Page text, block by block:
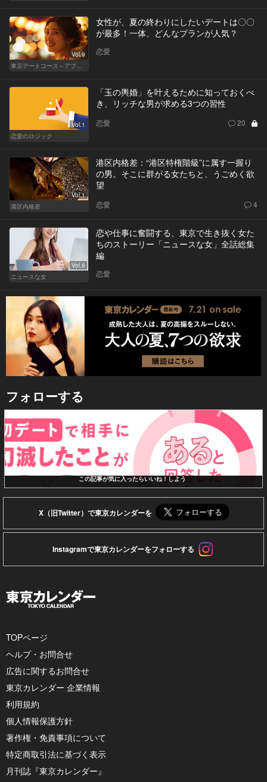
Vol.9
東京デートコース～アプリで始まる恋～
女性が、夏の終わりにしたいデートは〇〇
が最多！一体、どんなプランが人気？
恋愛
Vol.1
恋愛のロジック
「玉の輿婚」を叶えるために知っておくべ
き、リッチな男が求める3つの習性
恋愛 20
Vol.1
港区内格差
港区内格差：“港区特権階級”に属す一握り
の男。そこに群がる女たちと、うごめく欲
望
恋愛 4
Vol.8
ニュースな女
恋や仕事に奮闘する、東京で生き抜く女た
ちのストーリー「ニュースな女」全話総集
編
恋愛
フォローする
この記事が気に入ったらいいね！しよう
X（旧Twitter）で東京カレンダーを
Instagramで東京カレンダーをフォローする
TOPページ
ヘルプ・お問合せ
広告に関するお問合せ
東京カレンダー 企業情報
利用規約
個人情報保護方針
著作権・免責事項について
特定商取引法に基づく表示
月刊誌『東京カレンダー』